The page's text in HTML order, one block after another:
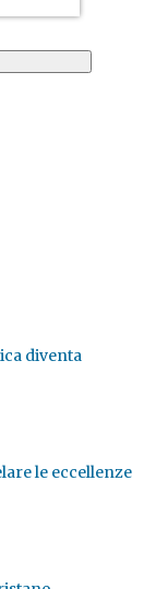
diventa
le eccellenze